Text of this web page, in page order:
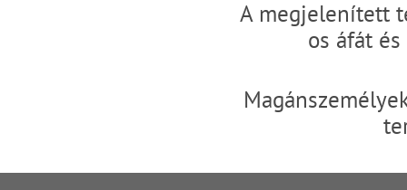
A megjelenített
os áfát